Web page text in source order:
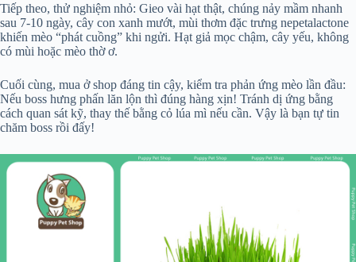
Tiếp theo, thử nghiệm nhỏ: Gieo vài hạt thật, chúng nảy mầm nhanh
sau 7-10 ngày, cây con xanh mướt, mùi thơm đặc trưng nepetalactone
khiến mèo “phát cuồng” khi ngửi. Hạt giả mọc chậm, cây yếu, không
có mùi hoặc mèo thờ ơ.
Cuối cùng, mua ở shop đáng tin cậy, kiểm tra phản ứng mèo lần đầu:
Nếu boss hưng phấn lăn lộn thì đúng hàng xịn! Tránh dị ứng bằng
cách quan sát kỹ, thay thế bằng cỏ lúa mì nếu cần. Vậy là bạn tự tin
chăm boss rồi đấy!